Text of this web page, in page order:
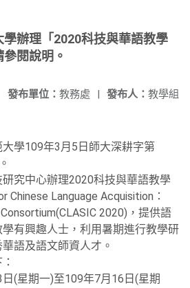
辦理「2020科技與華語教學
閱說明。
發布人： 教學組
發布單位： 教務處 |
學109年3月5日師大深耕字第
究中心辦理2020科技與華語教學
Chinese Language Acquisition：
2020)，提供語
有興趣人士，利用暑期進行教學研
語及語文師資人才。
(星期一)至109年7月16日(星期